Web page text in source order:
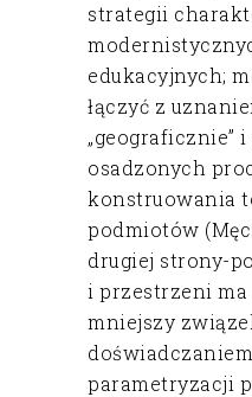
strategii
edukacyjnych;
łączyć z
„geograficznie”
osadzonych
konstruowania
podmiotów
drugiej strony-
i przestrzeni
mniejszy
parametryzacji